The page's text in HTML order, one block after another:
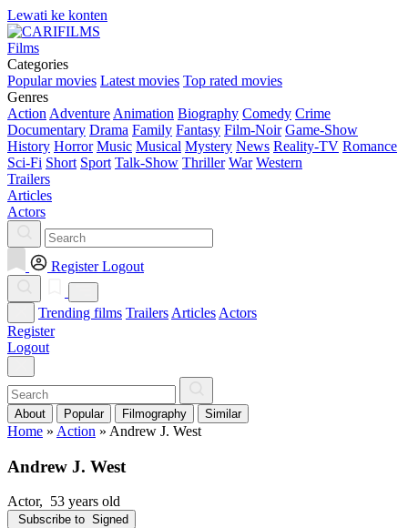
Lewati ke konten
Films
Categories
Popular movies Latest movies Top rated movies
Genres
Action Adventure Animation Biography Comedy Crime
Documentary Drama Family Fantasy Film-Noir Game-Show
History Horror Music Musical Mystery News Reality-TV Romance
Sci-Fi Short Sport Talk-Show Thriller War Western
Trailers
Articles
Actors
Register Logout
Trending films Trailers Articles Actors
Register
Logout
About Popular Filmography Similar
Home » Action » Andrew J. West
Andrew J. West
Actor, 53 years old
Subscribe to Signed